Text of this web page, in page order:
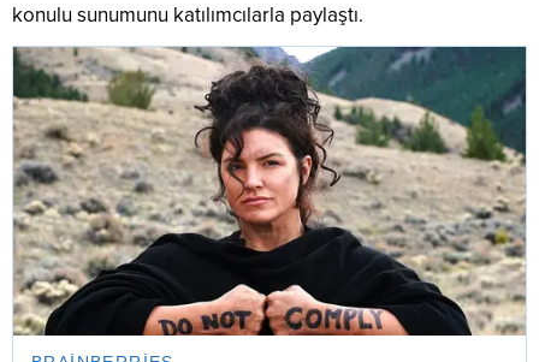
konulu sunumunu katılımcılarla paylaştı.